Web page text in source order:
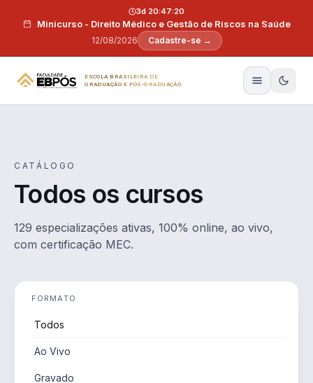
Minicurso - Direito Médico e Gestão de Riscos na Saúde
12/08/2026
3d 20:47:19
Cadastre-se →
ESCOLA BRASILEIRA DE
GRADUAÇÃO E PÓS-GRADUAÇÃO
CATÁLOGO
Todos os cursos
129 especializações ativas, 100% online, ao vivo,
com certificação MEC.
FORMATO
Todos
Ao Vivo
Gravado